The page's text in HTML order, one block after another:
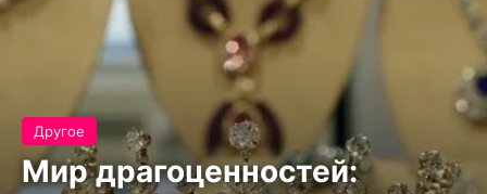
Другое
Мир драгоценностей: